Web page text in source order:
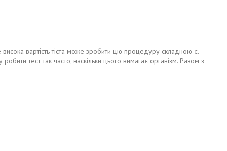
вартість тіста може зробити цю процедуру складною є.
тест так часто, наскільки цього вимагає організм. Разом з